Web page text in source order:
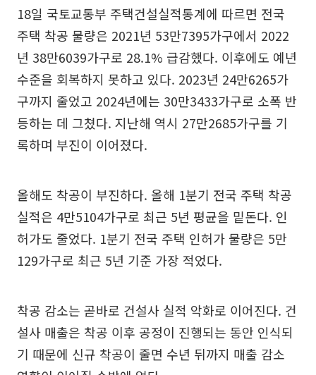
18일 국토교통부 주택건설실적통계에 따르면 전국
주택 착공 물량은 2021년 53만7395가구에서 2022
년 38만6039가구로 28.1% 급감했다. 이후에도 예년
수준을 회복하지 못하고 있다. 2023년 24만6265가
구까지 줄었고 2024년에는 30만3433가구로 소폭 반
등하는 데 그쳤다. 지난해 역시 27만2685가구를 기
록하며 부진이 이어졌다.
올해도 착공이 부진하다. 올해 1분기 전국 주택 착공
실적은 4만5104가구로 최근 5년 평균을 밑돈다. 인
허가도 줄었다. 1분기 전국 주택 인허가 물량은 5만
129가구로 최근 5년 기준 가장 적었다.
착공 감소는 곧바로 건설사 실적 악화로 이어진다. 건
설사 매출은 착공 이후 공정이 진행되는 동안 인식되
기 때문에 신규 착공이 줄면 수년 뒤까지 매출 감소